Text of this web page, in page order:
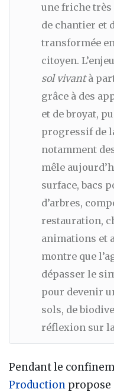
une friche très
de chantier et
transformée
citoyen.
sol vivantà
grâce à des
et de broyat,
progressif de
notamment
mêle
surface, bacs
d’arbres,
restauration,
animations et
montre que
dépasser le
pour devenir
sols, de
réflexion sur
Pendant le
Production propose